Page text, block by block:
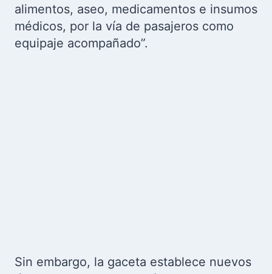
alimentos, aseo, medicamentos e insumos
médicos, por la vía de pasajeros como
equipaje acompañado”.
Sin embargo, la gaceta establece nuevos